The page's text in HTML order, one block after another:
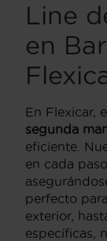
Line
en
En Flexicar,
segunda
eficiente.
en cada
perfecto
exterior,
específicas,